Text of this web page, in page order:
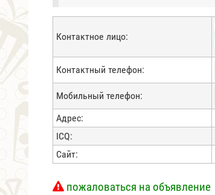
Контактное лицо:
Контактный телефон:
Мобильный телефон:
Адрес:
ICQ:
Сайт:
пожаловаться на объявление